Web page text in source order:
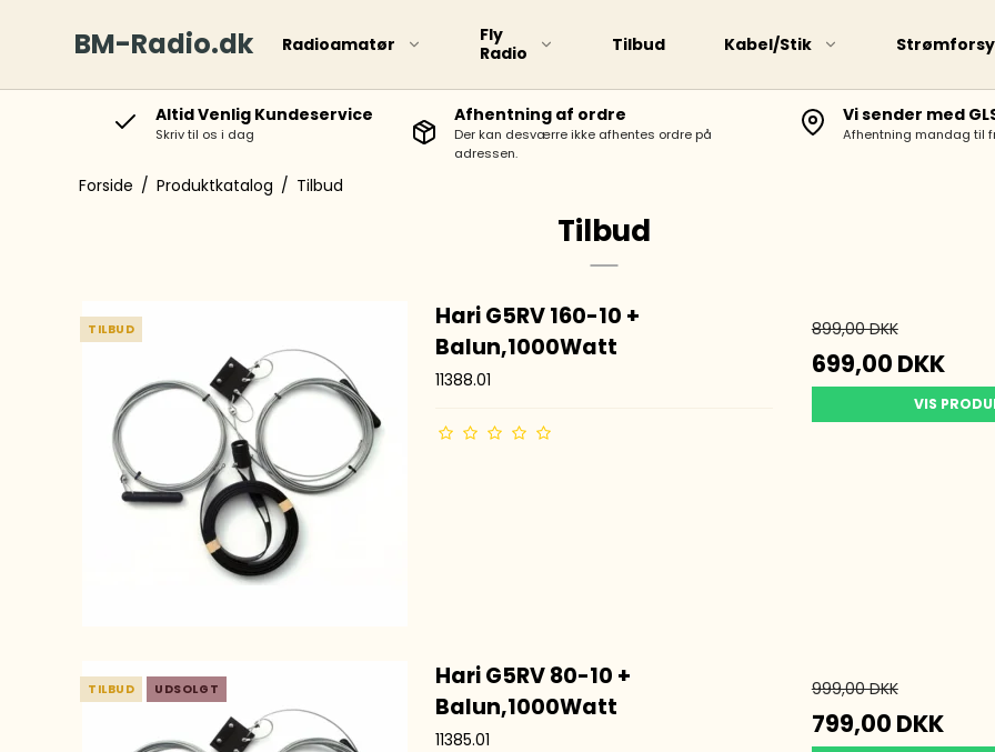
BM-Radio.dk Radioamatør
VHF/UHF Base Antenner
Mobil Antenne med
VHF/UHF Mobil Antenner
70Mhz (4m) Antenner
Fly
Radio
Tilbud Kabel/Stik
Altid Venlig Kundeservice
Skriv til os i dag
Afhentning af ordre
Der kan desværre ikke afhentes ordre på
adressen.
Vi sender med
Afhentning mandag til
Forside / Produktkatalog / Tilbud
Tilbud
TILBUD
Hari G5RV 160-10 +
Balun,1000Watt
11388.01
899,00 DKK
699,00 DKK
VIS
TILBUD UDSOLGT
Hari G5RV 80-10 +
Balun,1000Watt
11385.01
999,00 DKK
799,00 DKK